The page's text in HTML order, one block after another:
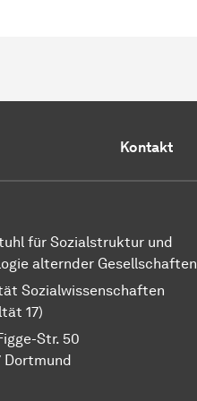
Kontakt
für Sozialstruktur und
alternder Gesellschaften
Sozialwissenschaften
17)
Str. 50
Dortmund